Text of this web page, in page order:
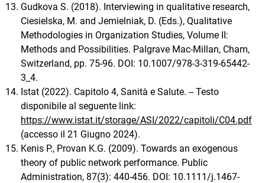
Gudkova S. (2018). Interviewing in qualitative research,
Ciesielska, M. and Jemielniak, D. (Eds.), Qualitative
Methodologies in Organization Studies, Volume II:
Methods and Possibilities. Palgrave Mac-Millan, Cham,
Switzerland, pp. 75-96. DOI: 10.1007/978-3-319-65442-
3_4.
Istat (2022). Capitolo 4, Sanità e Salute. -- Testo
disponibile al seguente link:
https://www.istat.it/storage/ASI/2022/capitoli/C04.pdf
(accesso il 21 Giugno 2024).
Kenis P., Provan K.G. (2009). Towards an exogenous
theory of public network performance. Public
Administration, 87(3): 440-456. DOI: 10.1111/j.1467-